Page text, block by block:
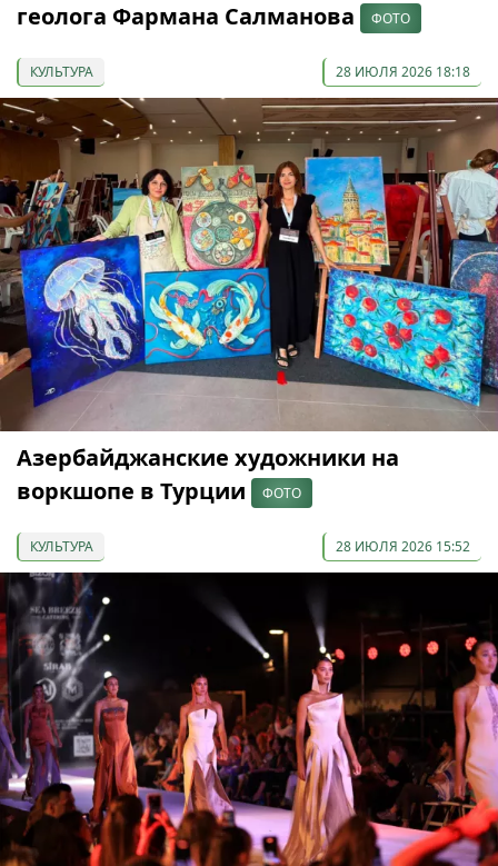
геолога Фармана Салманова
ФОТО
КУЛЬТУРА 28 ИЮЛЯ 2026 18:18
Азербайджанские художники на
воркшопе в Турции
ФОТО
КУЛЬТУРА 28 ИЮЛЯ 2026 15:52